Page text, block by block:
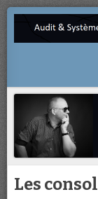
AUDIT
Pistes
et
systèmes
d’information
SKIP TO CONTENT
Les